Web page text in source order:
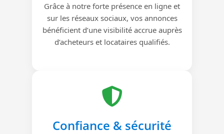
Grâce à notre forte présence en ligne et
sur les réseaux sociaux, vos annonces
bénéficient d’une visibilité accrue auprès
d’acheteurs et locataires qualifiés.
Confiance & sécurité